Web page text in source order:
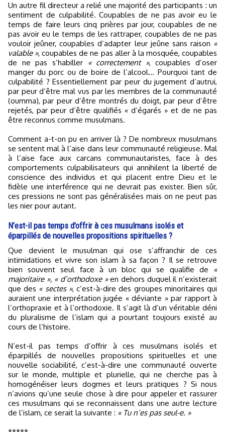
Un autre fil directeur a relié une majorité des participants : un
sentiment de culpabilité. Coupables de ne pas avoir eu le
temps de faire leurs cinq prières par jour, coupables de ne
pas avoir eu le temps de les rattraper, coupables de ne pas
vouloir jeûner, coupables d’adapter leur jeûne sans raison «
valable », coupables de ne pas aller à la mosquée, coupables
de ne pas s’habiller
« correctement », coupables d’oser
manger du porc ou de boire de l’alcool… Pourquoi tant de
culpabilité ? Essentiellement par peur du jugement d’autrui,
par peur d’être mal vus par les membres de la communauté
(oumma), par peur d’être montrés du doigt, par peur d’être
rejetés, par peur d’être qualifiés « d’égarés » et de ne pas
être reconnus comme musulmans.
Comment a-t-on pu en arriver là ? De nombreux musulmans
se sentent mal à l’aise dans leur communauté religieuse. Mal
à l’aise face aux carcans communautaristes, face à des
comportements culpabilisateurs qui annihilent la liberté de
conscience des individus et qui placent entre Dieu et le
fidèle une interférence qui ne devrait pas exister. Bien sûr,
ces pressions ne sont pas généralisées mais on ne peut pas
les nier pour autant.
N’est-il pas temps d’offrir à ces musulmans isolés et
éparpillés de nouvelles propositions spirituelles ?
Que devient le musulman qui ose s’affranchir de ces
intimidations et vivre son islam à sa façon ? Il se retrouve
bien souvent seul face à un bloc qui se qualifie de
«
majoritaire », « d’orthodoxe »en dehors duquel il n’existerait
que des « sectes », c’est-à-dire des groupes minoritaires qui
auraient une interprétation jugée « déviante » par rapport à
l’orthopraxie et à l’orthodoxie. Il s’agit là d’un véritable déni
du pluralisme de l’islam qui a pourtant toujours existé au
cours de l’histoire.
N’est-il pas temps d’offrir à ces musulmans isolés et
éparpillés de nouvelles propositions spirituelles et une
nouvelle sociabilité, c’est-à-dire une communauté ouverte
sur le monde, multiple et plurielle, qui ne cherche pas à
homogénéiser leurs dogmes et leurs pratiques ? Si nous
n’avions qu’une seule chose à dire pour appeler et rassurer
ces musulmans qui se reconnaissent dans une autre lecture
de l’islam, ce serait la suivante : « Tu n’es pas seul-e. »